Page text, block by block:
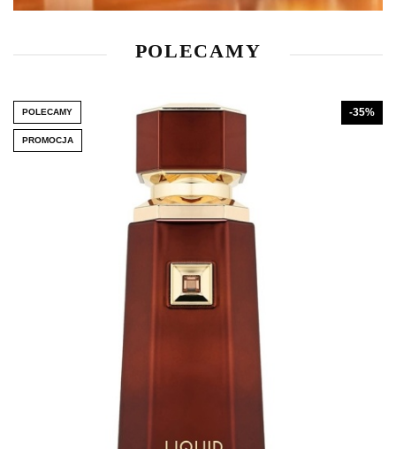
POLECAMY
POLECAMY
PROMOCJA
-35%